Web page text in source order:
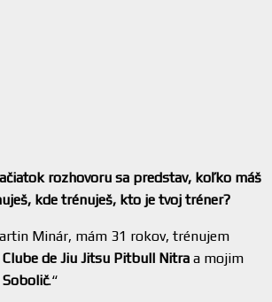
rozhovoru sa predstav, koľko máš
kde trénuješ, kto je tvoj tréner?
Minár, mám 31 rokov, trénujem
Clube de Jiu Jitsu Pitbull Nitra a mojim
.“